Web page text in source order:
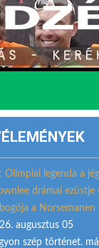
Olimpiai legenda a
drámai ezüstje
a Norsemanen
augusztus 05
szép történet.